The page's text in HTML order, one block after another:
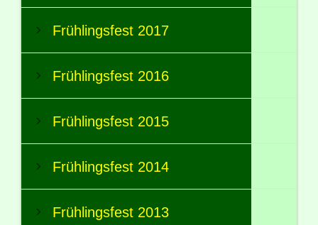
Frühlingsfest 2017
Frühlingsfest 2016
Frühlingsfest 2015
Frühlingsfest 2014
Frühlingsfest 2013